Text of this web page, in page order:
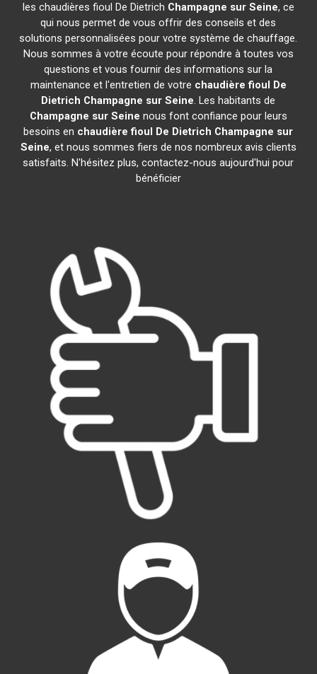
les chaudières fioul De Dietrich Champagne sur Seine, ce
qui nous permet de vous offrir des conseils et des
solutions personnalisées pour votre système de chauffage.
Nous sommes à votre écoute pour répondre à toutes vos
questions et vous fournir des informations sur la
maintenance et l'entretien de votre chaudière fioul De
Dietrich Champagne sur Seine. Les habitants de
Champagne sur Seine nous font confiance pour leurs
besoins en chaudière fioul De Dietrich Champagne sur
Seine, et nous sommes fiers de nos nombreux avis clients
satisfaits. N'hésitez plus, contactez-nous aujourd'hui pour
bénéficier